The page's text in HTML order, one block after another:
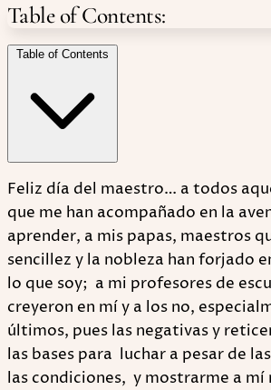
Table of Contents:
Table of Contents
Feliz día del maestro… a todos
que me han acompañado en la
aprender, a mis papas, maestros
sencillez y la nobleza han forjado
lo que soy; a mi profesores de
creyeron en mí y a los no,
últimos, pues las negativas y
las bases para luchar a pesar de
las condiciones, y mostrarme a mí